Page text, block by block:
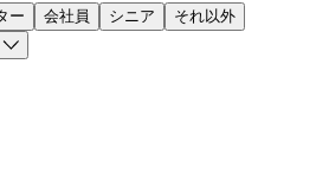
ー 会社員 シニア
それ以外